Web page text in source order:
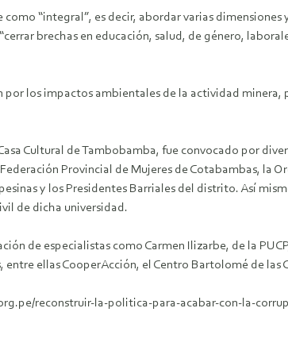
“integral”, es decir, abordar varias
brechas en educación, salud, de género,
por los impactos ambientales de la actividad
Cultural de Tambobamba, fue convocado por
Provincial de Mujeres de Cotabambas,
y los Presidentes Barriales del distrito. Así
de dicha universidad.
de especialistas como Carmen Ilizarbe, de la
ellas CooperAcción, el Centro Bartolomé de las
reconstruir-la-politica-para-acabar-con-la-